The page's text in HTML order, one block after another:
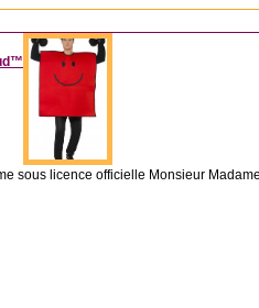
DÉGUISEMENT
sous licence officielle Monsieur